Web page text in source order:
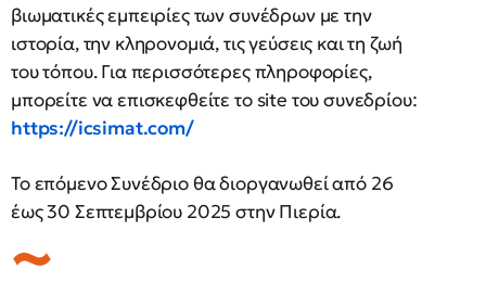
βιωματικές εμπειρίες των συνέδρων με την
ιστορία, την κληρονομιά, τις γεύσεις και τη ζωή
του τόπου. Για περισσότερες πληροφορίες,
μπορείτε να επισκεφθείτε το site του συνεδρίου:
https://icsimat.com/
Το επόμενο Συνέδριο θα διοργανωθεί από 26
έως 30 Σεπτεμβρίου 2025 στην Πιερία.